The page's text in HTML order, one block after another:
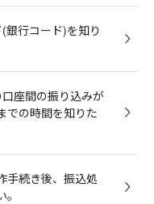
銀行コード)を知り
口座間の振り込みが
での時間を知りた
手続き後、振込処